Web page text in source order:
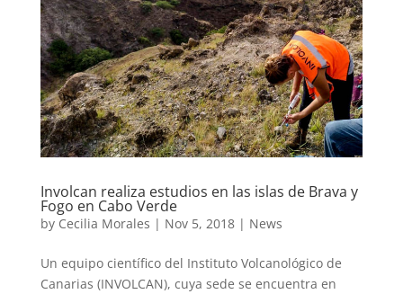
Involcan realiza estudios en las islas de Brava y
Fogo en Cabo Verde
by Cecilia Morales | Nov 5, 2018| News
Un equipo científico del Instituto Volcanológico de
Canarias (INVOLCAN), cuya sede se encuentra en